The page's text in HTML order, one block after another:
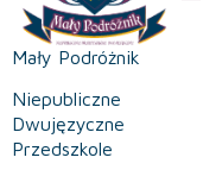
Mały Podróżnik
Niepubliczne
Dwujęzyczne
Przedszkole